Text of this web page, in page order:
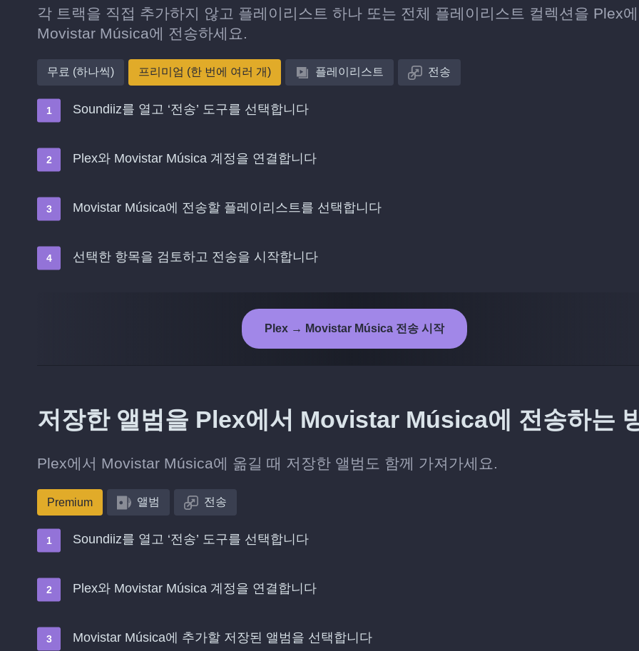
각 트랙을 직접 추가하지 않고 플레이리스트 하나 또는 전체 플레이리스트 컬렉션을 Plex
Movistar Música에 전송하세요.
무료 (하나씩) 프리미엄 (한 번에 여러 개) 플레이리스트 전송
Soundiiz를 열고 ‘전송’ 도구를 선택합니다
Plex와 Movistar Música 계정을 연결합니다
Movistar Música에 전송할 플레이리스트를 선택합니다
선택한 항목을 검토하고 전송을 시작합니다
Plex → Movistar Música 전송 시작
저장한 앨범을 Plex에서 Movistar Música에 전송하는
Plex에서 Movistar Música에 옮길 때 저장한 앨범도 함께 가져가세요.
Premium 앨범 전송
Soundiiz를 열고 ‘전송’ 도구를 선택합니다
Plex와 Movistar Música 계정을 연결합니다
Movistar Música에 추가할 저장된 앨범을 선택합니다